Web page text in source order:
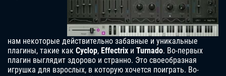
нам некоторые действительно забавные и уникальные
плагины, такие как Cyclop, Effectrix и Turnado. Во-первых
плагин выглядит здорово и странно. Это своеобразная
игрушка для взрослых, в которую хочется поиграть. Во-